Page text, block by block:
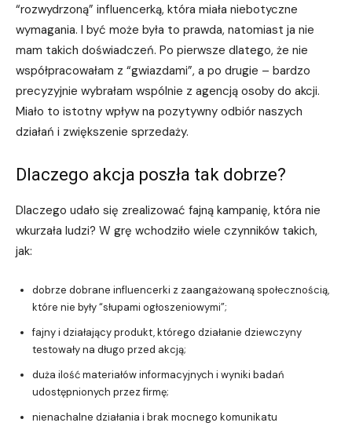
“rozwydrzoną” influencerką, która miała niebotyczne
wymagania. I być może była to prawda, natomiast ja nie
mam takich doświadczeń. Po pierwsze dlatego, że nie
współpracowałam z “gwiazdami”, a po drugie – bardzo
precyzyjnie wybrałam wspólnie z agencją osoby do akcji.
Miało to istotny wpływ na pozytywny odbiór naszych
działań i zwiększenie sprzedaży.
Dlaczego akcja poszła tak dobrze?
Dlaczego udało się zrealizować fajną kampanię, która nie
wkurzała ludzi? W grę wchodziło wiele czynników takich,
jak:
dobrze dobrane influencerki z zaangażowaną społecznością,
które nie były “słupami ogłoszeniowymi”;
fajny i działający produkt, którego działanie dziewczyny
testowały na długo przed akcją;
duża ilość materiałów informacyjnych i wyniki badań
udostępnionych przez firmę;
nienachalne działania i brak mocnego komunikatu